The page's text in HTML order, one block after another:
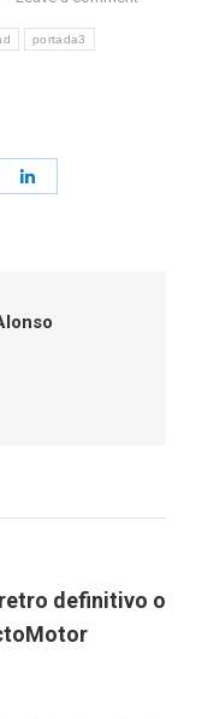
portada3
retro definitivo o